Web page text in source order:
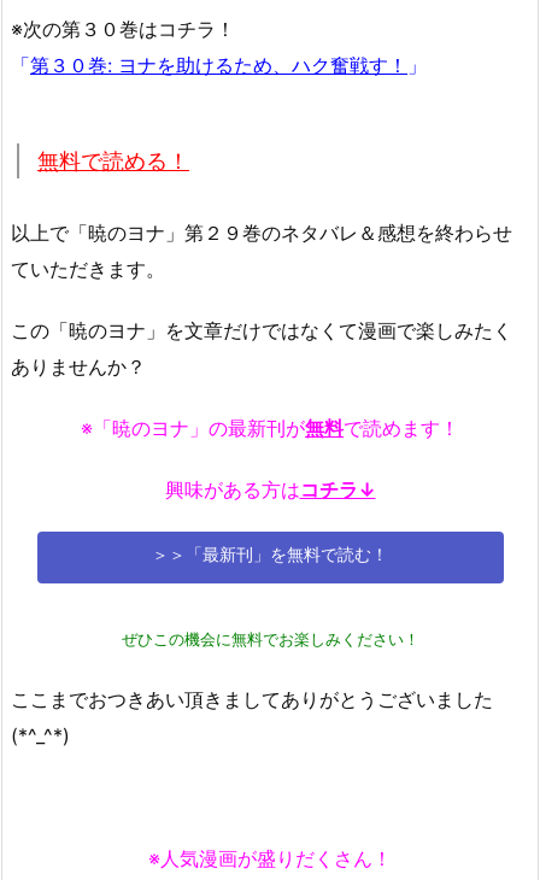
※次の第３０巻はコチラ！
「第３０巻: ヨナを助けるため、ハク奮戦す！ 」
無料で読める！
以上で「暁のヨナ」第２９巻のネタバレ＆感想を終わらせ
ていただきます。
この「暁のヨナ」を文章だけではなくて漫画で楽しみたく
ありませんか？
※「暁のヨナ」の最新刊が無料で読めます！
興味がある方はコチラ↓
＞＞「最新刊」を無料で読む！
ぜひこの機会に無料でお楽しみください！
ここまでおつきあい頂きましてありがとうございました
(*^_^*)
※人気漫画が盛りだくさん！